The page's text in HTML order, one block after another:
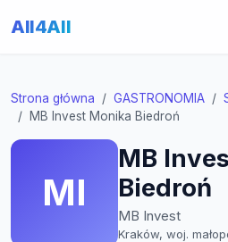
All4All
Strona główna GASTRONOMIA
MB Invest Monika Biedroń
MI
MB
Biedroń
MB Invest
Kraków, woj.